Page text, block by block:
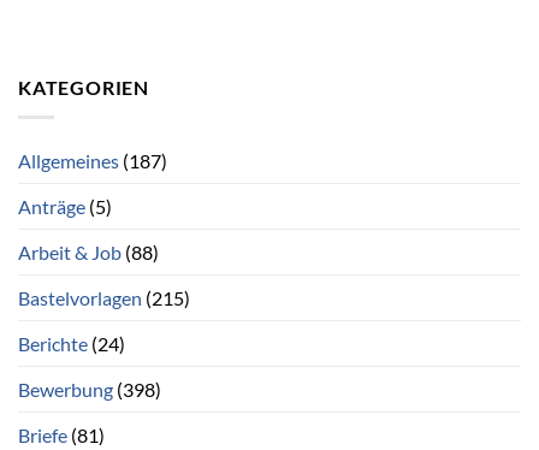
KATEGORIEN
Allgemeines (187)
Anträge (5)
Arbeit & Job (88)
Bastelvorlagen (215)
Berichte (24)
Bewerbung (398)
Briefe (81)